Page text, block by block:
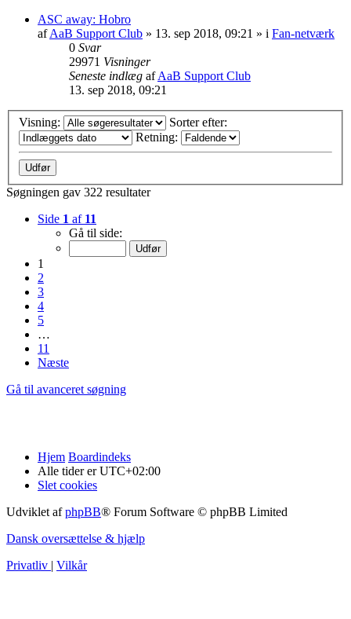
ASC away: Hobro
afAaB Support Club » 13. sep 2018, 09:21 » i Fan-netværk
0 Svar
29971 Visninger
Seneste indlæg afAaB Support Club
13. sep 2018, 09:21
Visning:
Sorter efter:
Retning:
Søgningen gav 322 resultater
Side 1 af 11
Gå til side:
1
2
3
4
5
…
11
Næste
Gå til avanceret søgning
Hjem Boardindeks
Alle tider erUTC+02:00
Slet cookies
Udviklet afphpBB® Forum Software © phpBB Limited
Dansk oversættelse & hjælp
Privatliv
Vilkår